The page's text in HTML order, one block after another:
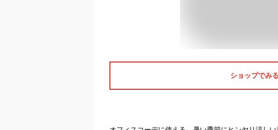
ショップでみる